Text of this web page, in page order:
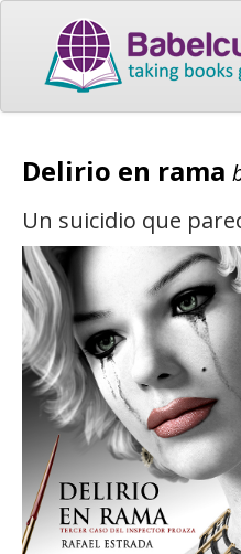
Delirio en rama
Un suicidio que